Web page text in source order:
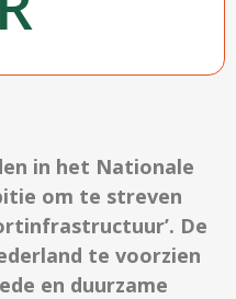
in het Nationale
om te streven
De
te voorzien
en duurzame